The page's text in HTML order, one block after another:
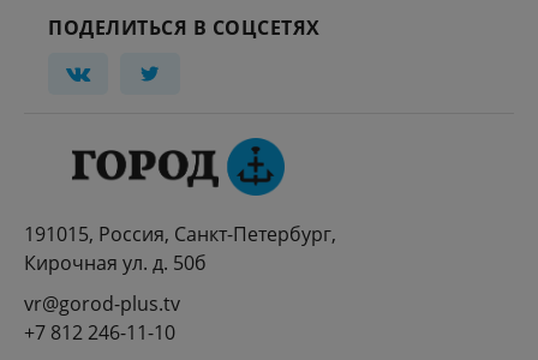
ПОДЕЛИТЬСЯ В СОЦСЕТЯХ
191015, Россия, Санкт-Петербург,
Кирочная ул. д. 50б
vr@gorod-plus.tv
+7 812 246-11-10